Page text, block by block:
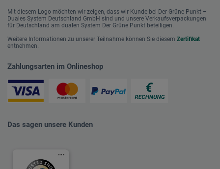
Mit diesem Logo möchten wir zeigen, dass wir Kunde bei Der Grüne Punkt –
Duales System Deutschland GmbH sind und unsere Verkaufsverpackungen
für Deutschland am dualen System Der Grüne Punkt beteiligen.
Weitere Informationen zu unserer Teilnahme können Sie diesem Zertifikat
entnehmen.
Zahlungsarten im Onlineshop
Das sagen unsere Kunden